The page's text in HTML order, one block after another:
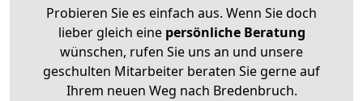
Probieren Sie es einfach aus. Wenn Sie doch
lieber gleich eine persönliche Beratung
wünschen, rufen Sie uns an und unsere
geschulten Mitarbeiter beraten Sie gerne auf
Ihrem neuen Weg nach Bredenbruch.